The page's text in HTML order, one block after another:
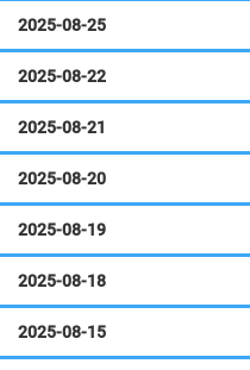
2025-08-25
2025-08-22
2025-08-21
2025-08-20
2025-08-19
2025-08-18
2025-08-15